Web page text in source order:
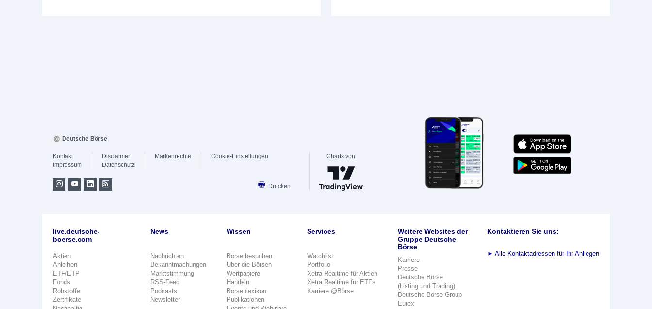
Deutsche Börse
Kontakt
Impressum
Disclaimer
Datenschutz
Markenrechte Cookie-Einstellungen
Drucken
Charts von
live.deutsche-
boerse.com
Aktien
Anleihen
ETF/ETP
Fonds
Rohstoffe
Zertifikate
News
Nachrichten
Bekanntmachungen
Marktstimmung
RSS-Feed
Podcasts
Newsletter
Wissen
Börse besuchen
Über die Börsen
Wertpapiere
Handeln
Börsenlexikon
Publikationen
Services
Watchlist
Portfolio
Xetra Realtime für Aktien
Xetra Realtime für ETFs
Karriere @Börse
Weitere Websites der
Gruppe Deutsche
Börse
Karriere
Presse
Deutsche Börse
(Listing und Trading)
Deutsche Börse Group
Eurex
Kontaktieren Sie uns:
► Alle Kontaktadressen für Ihr Anliegen